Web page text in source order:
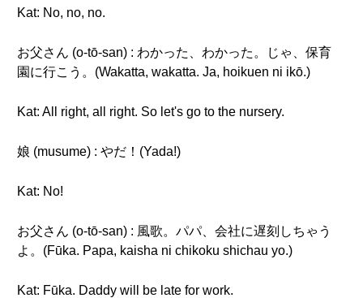
Kat: No, no, no.
お父さん (o-tō-san) : わかった、わかった。じゃ、保育
園に行こう。(Wakatta, wakatta. Ja, hoikuen ni ikō.)
Kat: All right, all right. So let's go to the nursery.
娘 (musume) : やだ！(Yada!)
Kat: No!
お父さん (o-tō-san) : 風歌。パパ、会社に遅刻しちゃう
よ。(Fūka. Papa, kaisha ni chikoku shichau yo.)
Kat: Fūka. Daddy will be late for work.